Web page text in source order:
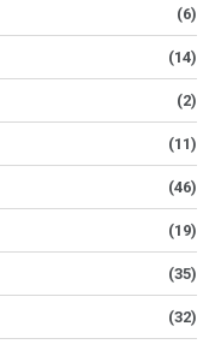
(6)
(14)
(2)
(11)
(46)
(19)
(35)
(32)